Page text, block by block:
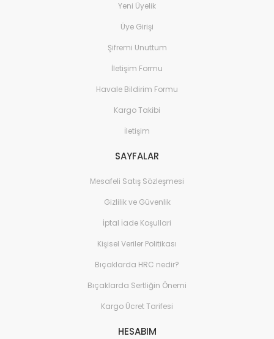
Yeni Üyelik
Üye Girişi
Şifremi Unuttum
İletişim Formu
Havale Bildirim Formu
Kargo Takibi
İletişim
SAYFALAR
Mesafeli Satış Sözleşmesi
Gizlilik ve Güvenlik
İptal İade Koşullari
Kişisel Veriler Politikası
Bıçaklarda HRC nedir?
Bıçaklarda Sertliğin Önemi
Kargo Ücret Tarifesi
HESABIM